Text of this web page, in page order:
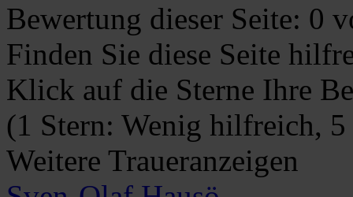
Bewertung dieser Seite: 0
Finden Sie diese Seite
Klick auf die Sterne Ihre
(1 Stern: Wenig hilfreich,
Weitere Traueranzeigen